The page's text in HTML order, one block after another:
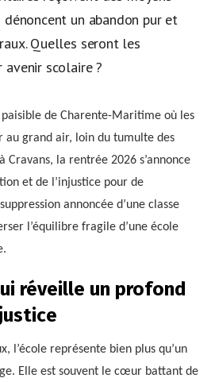
dénoncent un abandon pur et
Quelles seront les
avenir scolaire ?
de Charente-Maritime où les
au grand air, loin du tumulte des
Cravans, la rentrée 2026 s’annonce
et de l’injustice pour de
annoncée d’une classe
l’équilibre fragile d’une école
réveille un profond
l’école représente bien plus qu’un
Elle est souvent le cœur battant de